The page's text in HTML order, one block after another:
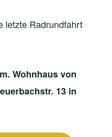
letzte Radrundfahrt
Wohnhaus von
13 in